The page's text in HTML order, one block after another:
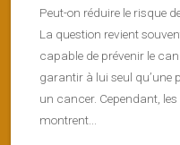
Peut-on réduire le risque
La question revient
capable de prévenir le
garantir à lui seul qu’une
un cancer. Cependant,
montrent...